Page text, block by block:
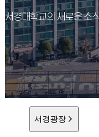
서경대학교의 새로운 소
서경광장